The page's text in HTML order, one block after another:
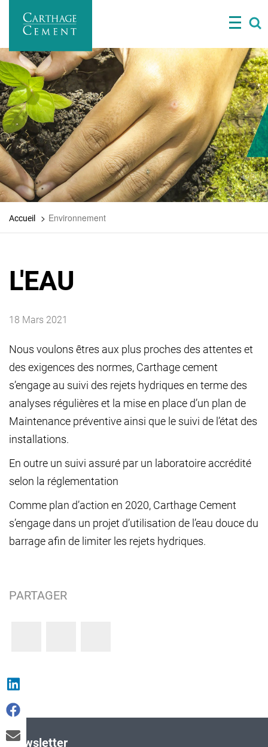
contenu
Accueil Environnement
L'EAU
18 Mars 2021
Nous voulons êtres aux plus proches des attentes et
des exigences des normes, Carthagecement
s’engage au suivi des rejets hydriques en terme des
analyses régulières et la mise en place d’un plan de
Maintenance préventive ainsi que le suivi de l’état des
installations.
En outre un suivi assuré par un laboratoire accrédité
selon la réglementation
Comme plan d’action en 2020, Carthage Cement
s’engage dans un projet d’utilisation de l’eau douce du
barrage afin de limiter les rejets hydriques.
PARTAGER
Newsletter